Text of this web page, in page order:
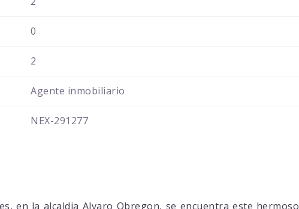
0
2
Agente inmobiliario
NEX-291277
en la alcaldia Alvaro Obregon, se encuentra este hermoso